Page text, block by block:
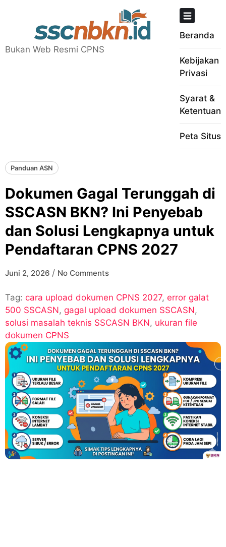
Bukan Web Resmi CPNS
Beranda
Kebijakan
Privasi
Syarat &
Ketentuan
Peta Situs
Panduan ASN
Dokumen Gagal Terunggah di
SSCASN BKN? Ini Penyebab
dan Solusi Lengkapnya untuk
Pendaftaran CPNS 2027
Juni 2, 2026 / No Comments
Tag: cara upload dokumen CPNS 2027, error galat
500 SSCASN, gagal upload dokumen SSCASN,
solusi masalah teknis SSCASN BKN, ukuran file
dokumen CPNS